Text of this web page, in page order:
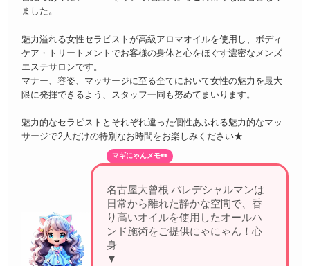
ました。
魅力溢れる女性セラピストが高級アロマオイルを使用し、ボディ
ケア・トリートメントでお客様の身体と心をほぐす濃密なメンズ
エステサロンです。
マナー、容姿、マッサージに至る全てにおいて女性の魅力を最大
限に発揮できるよう、スタッフ一同も努めてまいります。
魅力的なセラピストとそれぞれ違った個性あふれる魅力的なマッ
サージで2人だけの特別なお時間をお楽しみください★
マギにゃんメモ✏️
名古屋大曾根 パレデシャルマンは
日常から離れた静かな空間で、香
り高いオイルを使用したオールハ
ンド施術をご提供にゃにゃん！心
身ともに深
▼